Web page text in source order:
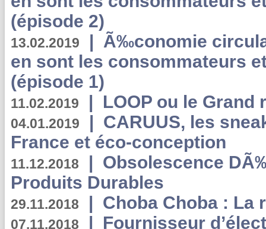
(épisode 2)
13.02.2019 | Ã‰conomie
en sont les consommateurs
(épisode 1)
11.02.2019 | LOOP ou le Grand
04.01.2019 | CARUUS, les
France et éco-conception
11.12.2018 | Obsolescence
Produits Durables
29.11.2018 | Choba Choba : La
07.11.2018 | Fournisseur